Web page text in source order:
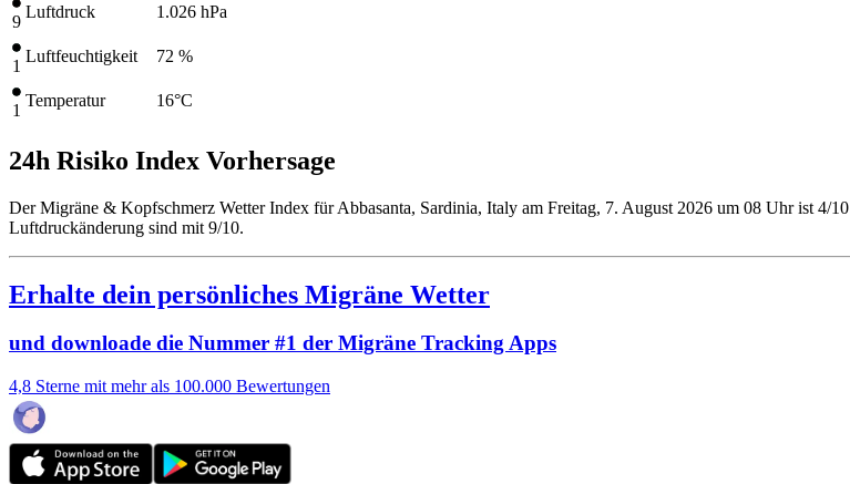
9
Luftdruck 1.026 hPa
1
Luftfeuchtigkeit 72 %
1
Temperatur 16°C
24h Risiko Index Vorhersage
Der Migräne & Kopfschmerz Wetter Index für Abbasanta, Sardinia, Italy am Freitag, 7. August 2026 um 08 Uhr ist 4/10
Luftdruckänderung sind mit 9/10.
Erhalte dein persönliches Migräne Wetter
und downloade die Nummer #1 der Migräne Tracking Apps
4,8 Sterne mit mehr als 100.000 Bewertungen